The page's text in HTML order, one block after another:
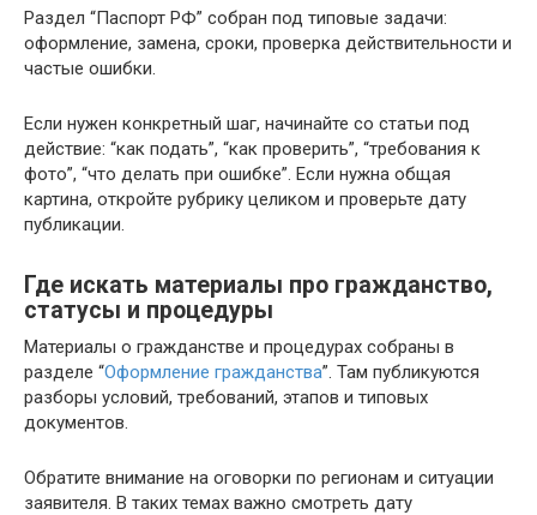
Раздел “Паспорт РФ” собран под типовые задачи:
оформление, замена, сроки, проверка действительности и
частые ошибки.
Если нужен конкретный шаг, начинайте со статьи под
действие: “как подать”, “как проверить”, “требования к
фото”, “что делать при ошибке”. Если нужна общая
картина, откройте рубрику целиком и проверьте дату
публикации.
Где искать материалы про гражданство,
статусы и процедуры
Материалы о гражданстве и процедурах собраны в
разделе “Оформление гражданства”. Там публикуются
разборы условий, требований, этапов и типовых
документов.
Обратите внимание на оговорки по регионам и ситуации
заявителя. В таких темах важно смотреть дату